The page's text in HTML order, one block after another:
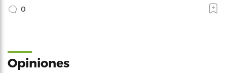
0
Opiniones